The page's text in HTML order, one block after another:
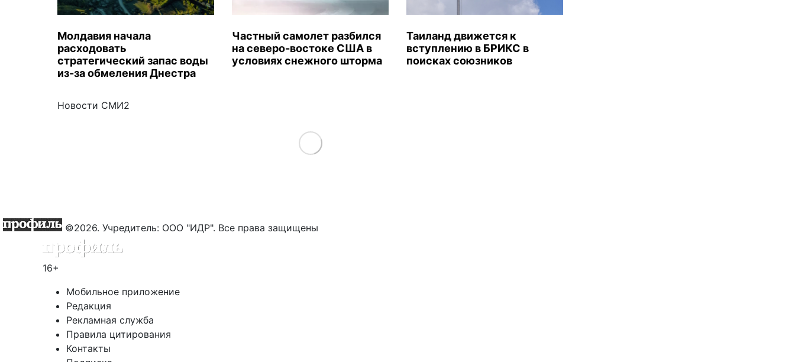
Молдавия начала
расходовать
стратегический запас воды
из-за обмеления Днестра
Частный самолет разбился
на северо-востоке США в
условиях снежного шторма
Таиланд движется к
вступлению в БРИКС в
поисках союзников
Новости СМИ2
Load More
©2026. Учредитель: ООО "ИДР". Все права защищены
16+
Мобильное приложение
Редакция
Рекламная служба
Правила цитирования
Контакты